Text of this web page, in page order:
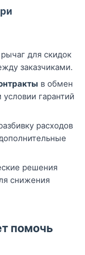
рычаг для скидок
заказчиками.
в обмен
гарантий
расходов
решения
снижения
помочь